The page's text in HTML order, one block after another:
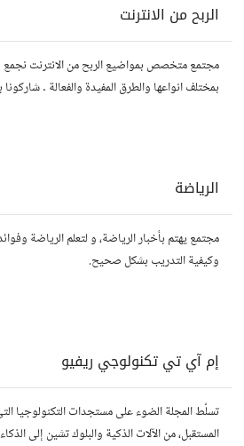
الربح من الانترنت
مجتمع متخصص بمواضيع الربح من الانترنت نجمع
بمختلف انواعها والطرق المفيدة والفعالة .
الرياضة
مجتمع يهتم بأخبار الرياضة، و لتعلم الرياضة
وكيفية التدريب بشكل صحيح.
إم آي تي تكنولوجي ريفيو
تسلّط المجلة الضوء على مستجدات التكنولوجيا
المستقبل، من الآلات الذكية والبلوك تشين إلى